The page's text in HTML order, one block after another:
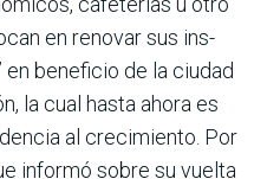
en renovar sus ins­
en beneficio de la ciudad
la cual hasta ahora es
al crecimiento. Por
informó sobre su vuelta